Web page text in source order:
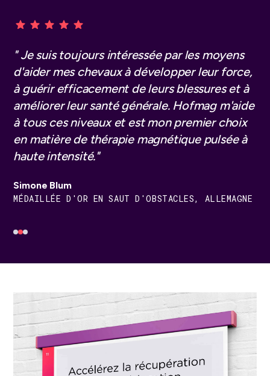
"Nous utilisons Hofmag depuis plus d'un an
dans le cadre de la routine de nos chevaux, il
aide à la récupération ainsi qu'aux blessures.
Nous avons remarqué une amélioration de
leur souplesse et de leur bien-être général,
nous ne voudrions donc pas nous en passer !"
Jack Whitaker
CAVALIER DE SAUT D'OBSTACLES INTERNATIONAL
" Je suis toujours intéressée par les moyens
d'aider mes chevaux à développer leur force,
à guérir efficacement de leurs blessures et à
améliorer leur santé générale. Hofmag m'aide
à tous ces niveaux et est mon premier choix
en matière de thérapie magnétique pulsée à
haute intensité."
Simone Blum
MÉDAILLÉE D'OR EN SAUT D'OBSTACLES, ALLEMAGNE
"Nous utilisons Hofmag depuis de
nombreuses années. Nos chevaux l'adorent.
Nous l'utilisons principalement pour la
régénération. Nos chevaux sont tout
simplement plus motivés à l'entraînement et
au tournoi. Les chevaux se sentent bien et
nous remercient"
Jessica von Bredow Werndl
DOUBLE CHAMPIONNE OLYMPIQUE